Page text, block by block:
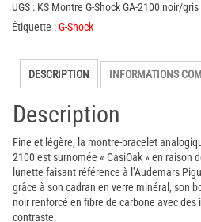
Shock
2100
noir/gris
UGS : KS Montre G-Shock GA-2100 noir/gris
Étiquette :G-Shock
DESCRIPTION INFORMATIONS
Description
Fine et légère, la montre-bracelet
2100 est surnomée « CasiOak » en raison
lunette faisant référence à l’Audemars
grâce à son cadran en verre minéral, son
noir renforcé en fibre de carbone avec
contraste.